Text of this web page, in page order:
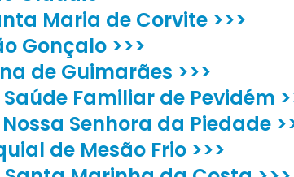
Maria de Corvite >>>
Gonçalo >>>
de Guimarães >>>
Familiar de Pevidém
Senhora da Piedade
de Mesão Frio >>>